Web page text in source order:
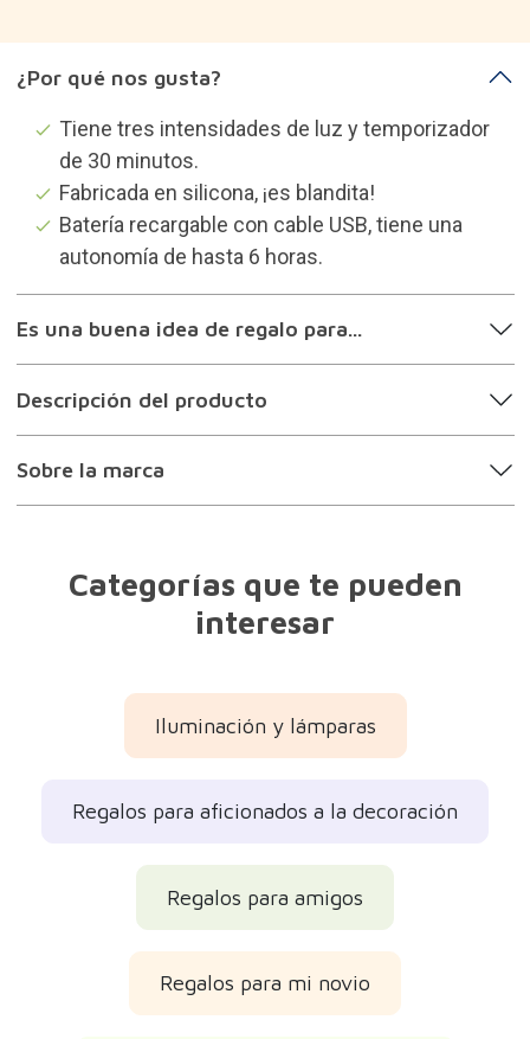
¿Por qué nos gusta?
Tiene tres intensidades de luz y temporizador
de 30 minutos.
Fabricada en silicona, ¡es blandita!
Batería recargable con cable USB, tiene una
autonomía de hasta 6 horas.
Es una buena idea de regalo para...
Descripción del producto
Sobre la marca
Categorías que te pueden
interesar
Iluminación y lámparas
Regalos para aficionados a la decoración
Regalos para amigos
Regalos para mi novio